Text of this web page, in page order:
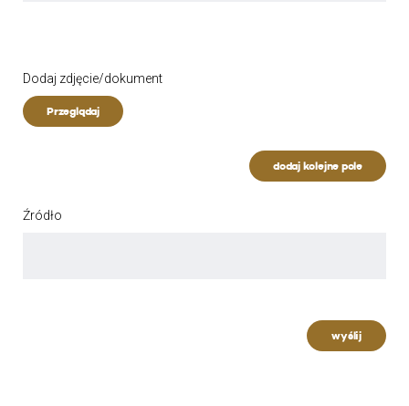
Dodaj zdjęcie/dokument
Przeglądaj
dodaj kolejne pole
Źródło
wyślij